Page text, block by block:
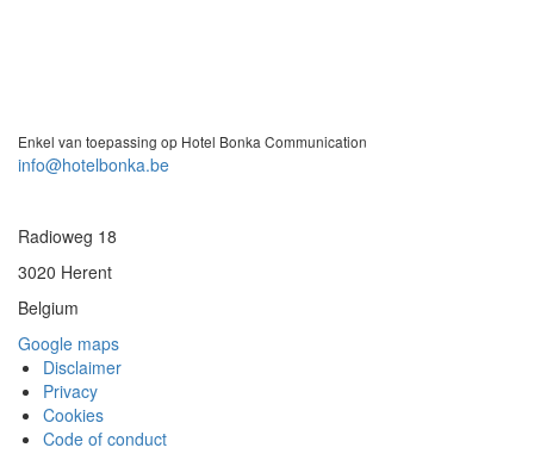
Enkel van toepassing op Hotel Bonka Communication
info@hotelbonka.be
Radioweg 18
3020 Herent
Belgium
Google maps
Disclaimer
Privacy
Cookies
Code of conduct